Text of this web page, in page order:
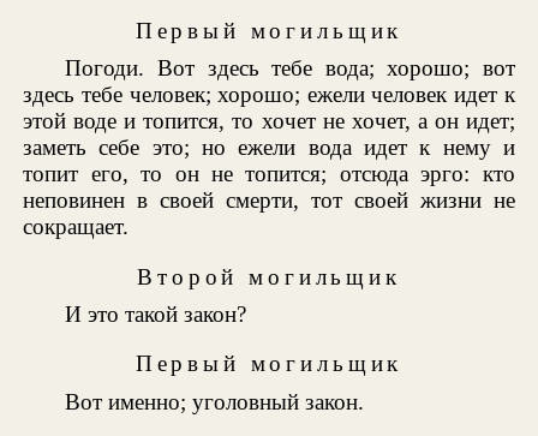
Первый могильщик
Погоди. Вот здесь тебе вода; хорошо; вот
здесь тебе человек; хорошо; ежели человек идет к
этой воде и топится, то хочет не хочет, а он идет;
заметь себе это; но ежели вода идет к нему и
топит его, то он не топится; отсюда эрго: кто
неповинен в своей смерти, тот своей жизни не
сокращает.
Второй могильщик
И это такой закон?
Первый могильщик
Вот именно; уголовный закон.